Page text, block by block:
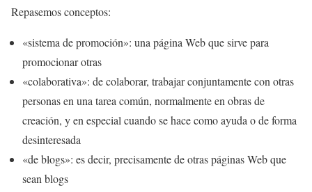
Repasemos conceptos:
«sistema de promoción»: una página Web que sirve para
promocionar otras
«colaborativa»: de colaborar, trabajar conjuntamente con otras
personas en una tarea común, normalmente en obras de
creación, y en especial cuando se hace como ayuda o de forma
desinteresada
«de blogs»: es decir, precisamente de otras páginas Web que
sean blogs